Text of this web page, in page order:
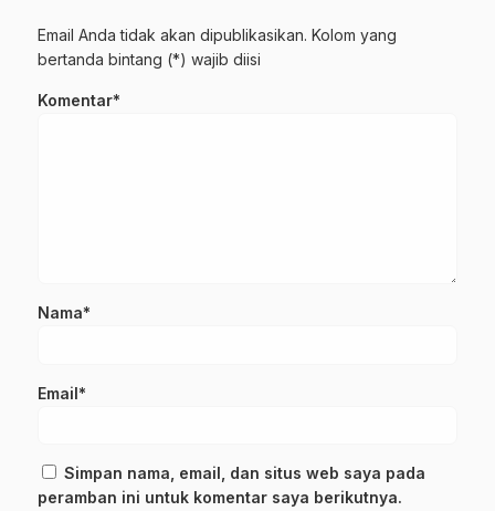
Email Anda tidak akan dipublikasikan. Kolom yang
bertanda bintang (*) wajib diisi
Komentar*
Nama*
Email*
Simpan nama, email, dan situs web saya pada
peramban ini untuk komentar saya berikutnya.